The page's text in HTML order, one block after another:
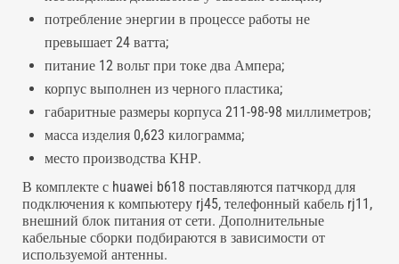
потребление энергии в процессе работы не
превышает 24 ватта;
питание 12 вольт при токе два Ампера;
корпус выполнен из черного пластика;
габаритные размеры корпуса 211-98-98 миллиметров;
масса изделия 0,623 килограмма;
место производства КНР.
В комплекте с huawei b618 поставляются патчкорд для
подключения к компьютеру rj45, телефонный кабель rj11,
внешний блок питания от сети. Дополнительные
кабельные сборки подбираются в зависимости от
используемой антенны.